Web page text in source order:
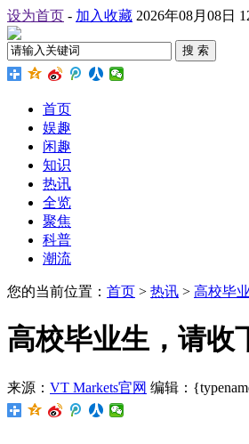
设为首页 - 加入收藏 2026年08月08日
搜 索
首页
娱趣
闲趣
知识
热讯
全览
聚焦
科普
潮流
您的当前位置： 首页 > 热讯 > 高校毕
高校毕业生，请收
来源： VT Markets官网 编辑：